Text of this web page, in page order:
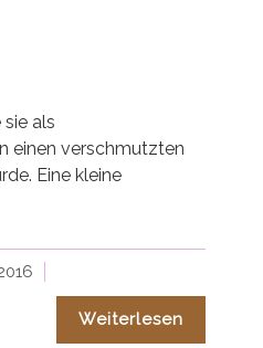
als
einen verschmutzten
Eine kleine
Weiterlesen